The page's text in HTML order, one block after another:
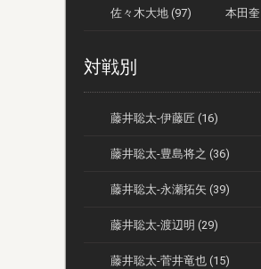
佐々木大地 (97) 本田
対戦別
藤井聡太-伊藤匠 (16)
藤井聡太-豊島将之 (36)
藤井聡太-永瀬拓矢 (39)
藤井聡太-渡辺明 (29)
藤井聡太-菅井竜也 (15)